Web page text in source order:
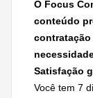
O Focus
conteúdo
Satisfação
Você tem 7